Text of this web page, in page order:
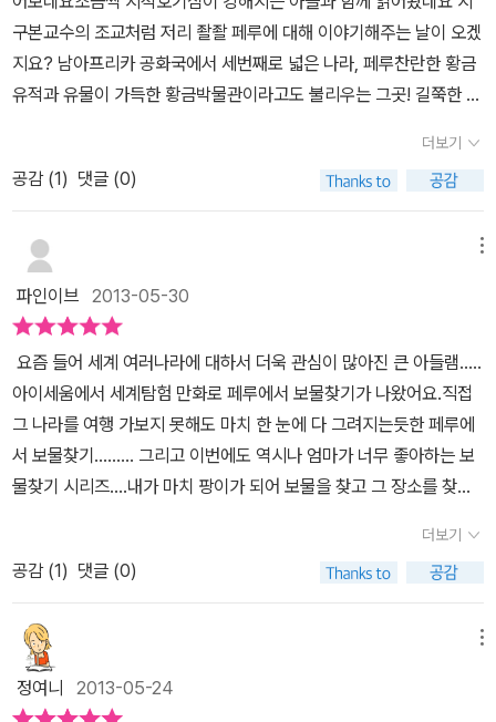
을 읽고 보면 마치 그 나라에 다녀와 본 것처럼 친근하게 느껴지고,
관심도 더 많이 가게 되는 것이다.
이 책[페루에서 보물찾기] 역시 예외가 아니었다. 페루는 과거 고도
강한 나라이다. 그러한 낯설면서도 신비스러운 그들의 모습과 유적들
을 상징적인 만화로 먼저 접하고, 영상으로 보니 그 무늬 하나하나가
다 눈에 들어온다. 서로 알고 있는 것을 발견하는 즐거운 기쁨, 그림
을 보면서 상상했던 것을 화면을 통해 보면서 확인하는 즐거움이 있
어 더욱 재미있다. 페루라는 나라에 대해서는 아는 것이 거의 없었
기에 읽으면서 새록새록 새롭게 알게 되는 것이 대부분이었다. 세계
최고의 축조 기술과 미스터리한 나스카 문양 등 그들이 아주 오래 전
에 이루어낸 것들을 현대 기술은 아직도 재현해 낼 수 없다고 하니 그
들의 지혜에 새삼 놀랍고 감탄하지 않을 수 없다. 그런가 하면 그렇
게 화려한 문명을 가졌던 그들이 200명도 채 되지 않았던 스페인 군
대에 무너진 것에 대해서 이기지 못한 것이 아니라 생각이 달랐기 때
문이라는 질 수밖에 없었다고 하는 부분에서는 많은 생각을 하게 했
리석다라고 할 수 없지 않을까 하는 생각이 들었다. 그로 인해 나라
어지는 아픔을 겪을지라도. 우리도 같은 피해를 당했기에 그들이 느
끼는 억울함을 충분히 느낄 수 있다. 누구보다도 자신들의 전통과 문
화를 사랑하고, 지키려는 노력이 강한 이들이기에 이러한 유물의 약
운 유럽식 건축물들이 남아 있어요. 매년 6월 24일에 쿠스코에서 가
장 아름답고품위있는 여자를 여왕으로 뽑아 전통의상을 입고 가마를
타고 행진을 하는 축제가 열려요. 마추픽추는 콘도르라는 모양으
로 되어 있고 아름답고 신비로운 유적지로 시간을 잃어버린 공중도시
로 불리고 있어요. 마추픽추는 문명과 자연이 함께 잘 보존되어 있는
복합유산으로 지정되었고 태양의 신전, 인티우아타나, 왕녀의 궁전,
가파른 산을 깍아 만든 계단식 경작지를 빼놓을 수 없는데건축물이
세워진 지역을 중심으로 사방으로 만들어 놓은 경작지 그 자체만으로
도 뛰어난세계 문화 유산이라고 할 수 있다고 합니다. 세계유산은 탁
월한 보편적 가치를 갖고 있는 부동산 유산을 대상으로 탁월한 가치
를 가지고있어야 등재할 수 있다고 합니다. 유산의 가치를 충분히 보
여줄 수 있는 충분한 제반요소를 보유하고 있어야 가능한 것이지요.
세계유산으로 지정된 만큼 문명과 자연이 함께 잘 보존되어 있는 페
루의 소중한 유적지를 오래도록 감상 할 수 있었으면 좋겠다는 생각
구본교수의 조교처럼 저리 좔좔 페루에 대해 이야기해주는 날이 오겠
지요? 남아프리카 공화국에서 세번째로 넓은 나라, 페루찬란한 황금
유적과 유물이 가득한 황금박물관이라고도 불리우는 그곳! 길쭉한 페
걸리는 곳이었구나..하며페루의 역사보다는 현실적인 것에만 더 눈에
들어왔었던 나인데.. 페루의 나라에 대해 점점 궁금해지고,더욱 알아
가고 싶은 마음이 생기는 이유는 뭘까? ^^+ 수많은 황금이 묻혀있다
서의 흥미진진한 추격전... 과연 황금의 도시 엘도라도를 찾을 수 있으
며페루의 보물들을 지킬 수 있을지....손에서 놓치않고 읽었던 책... 잉
카의 잃어버린 도시, 마추픽추 직접 보고싶다고,페루 보물찾으러 비
행기 타고가자고 하네요
더보기
공감 (1) 댓글 (0)
파인이브 2013-05-30
요즘 들어 세계 여러나라에 대하서 더욱 관심이 많아진 큰 아들램.....
아이세움에서 세계탐험 만화로 페루에서 보물찾기가 나왔어요.직접
그 나라를 여행 가보지 못해도 마치 한 눈에 다 그려지는듯한 페루에
서 보물찾기......... 그리고 이번에도 역시나 엄마가 너무 좋아하는 보
물찾기 시리즈....내가 마치 팡이가 되어 보물을 찾고 그 장소를 찾아
문화유산과 신비로운 보물들을 만날 수 있어서 좋은 기회가 되었던
거 같아요.자~! 우리 모두 페루로 함께 떠나볼까요?^^ 페루의 공식
명칭은 페루 공화국으로,남아메리카에서 세 번째로 넓은 나라입니다.
총 면적은 한국의 열세 배인 크기로 원주민과 메스티소, 백인 등으로
구성된 다인종 국가랍니다.페루의 국기는 빨간색과 흰색이 세로로 배
치되어 있는데요,스페인과의 독립 전쟁 시 흰 가슴과 붉은 날개를 가
더보기
공감 (1) 댓글 (0)
정여니 2013-05-24